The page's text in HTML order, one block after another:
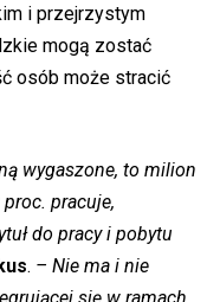
i przejrzystym
mogą zostać
osób może stracić
wygaszone, to milion
pracuje,
do pracy i pobytu
. – Nie ma i nie